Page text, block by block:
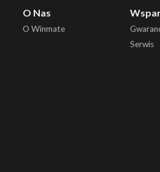
O Nas
O Winmate
Serwis